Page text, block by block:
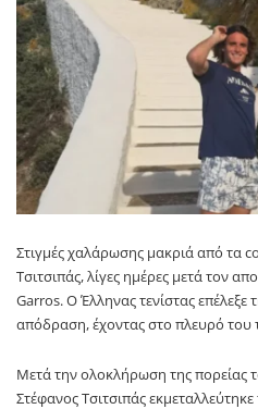
Στιγμές χαλάρωσης μακριά από τα
Τσιτσιπάς, λίγες ημέρες μετά τον
Garros. Ο Έλληνας τενίστας επέλεξε
απόδραση, έχοντας στο πλευρό του
Μετά την ολοκλήρωση της πορείας
Στέφανος Τσιτσιπάς